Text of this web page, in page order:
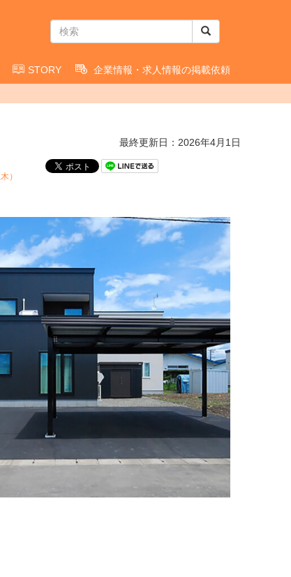
STORY 企業情報・求人情報の掲載依頼
）
最終更新日：2026年4月1日